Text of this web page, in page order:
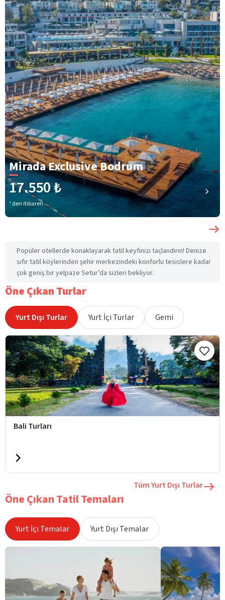
Mirada Exclusive Bodrum
17.550 ₺
’ den itibaren
Popüler otellerde konaklayarak tatil keyfinizi taçlandırın! Denize
sıfır tatil köylerinden şehir merkezindeki konforlu tesislere kadar
çok geniş bir yelpaze Setur’da sizleri bekliyor.
Öne Çıkan Turlar
Yurt Dışı Turlar Yurt İçi Turlar Gemi
Bali Turları
Tüm Yurt Dışı Turlar
Öne Çıkan Tatil Temaları
Yurt İçi Temalar Yurt Dışı Temalar